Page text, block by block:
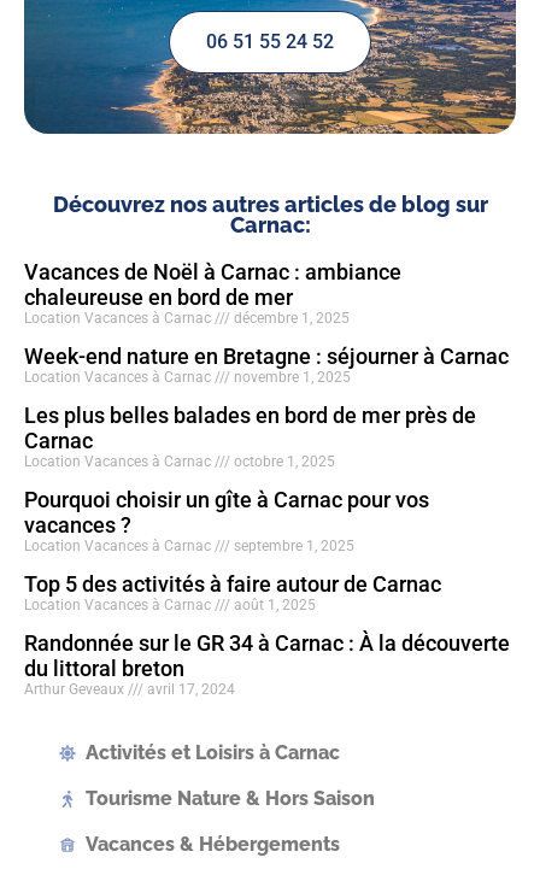
06 51 55 24 52
Découvrez nos autres articles de blog sur
Carnac:
Vacances de Noël à Carnac : ambiance
chaleureuse en bord de mer
Location Vacances à Carnac décembre 1, 2025
Week-end nature en Bretagne : séjourner à Carnac
Location Vacances à Carnac novembre 1, 2025
Les plus belles balades en bord de mer près de
Carnac
Location Vacances à Carnac octobre 1, 2025
Pourquoi choisir un gîte à Carnac pour vos
vacances ?
Location Vacances à Carnac septembre 1, 2025
Top 5 des activités à faire autour de Carnac
Location Vacances à Carnac août 1, 2025
Randonnée sur le GR 34 à Carnac : À la découverte
du littoral breton
Arthur Geveaux avril 17, 2024
Activités et Loisirs à Carnac
Tourisme Nature & Hors Saison
Vacances & Hébergements